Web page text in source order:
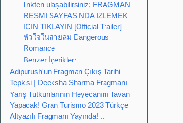
linkten ulaşabilirsiniz; FRAGMANI
RESMI SAYFASINDA IZLEMEK
ICIN TIKLAYIN [Official Trailer]
หัวใจในสายลม Dangerous
Romance
Benzer İçerikler:
Adipurush'un Fragman Çıkış Tarihi
Tepkisi | Deeksha Sharma Fragmanı
Yarış Tutkunlarının Heyecanını Tavan
Yapacak! Gran Turismo 2023 Türkçe
Altyazılı Fragmanı Yayında! ...